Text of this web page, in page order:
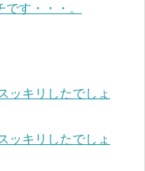
す・・・。
ッキリしたでしょ
ッキリしたでしょ